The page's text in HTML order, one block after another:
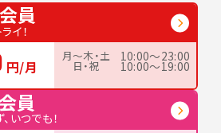
員
イ！
円/月
月〜木・土 10:00〜23:00
日・祝 10:00〜19:00
員
いつでも！